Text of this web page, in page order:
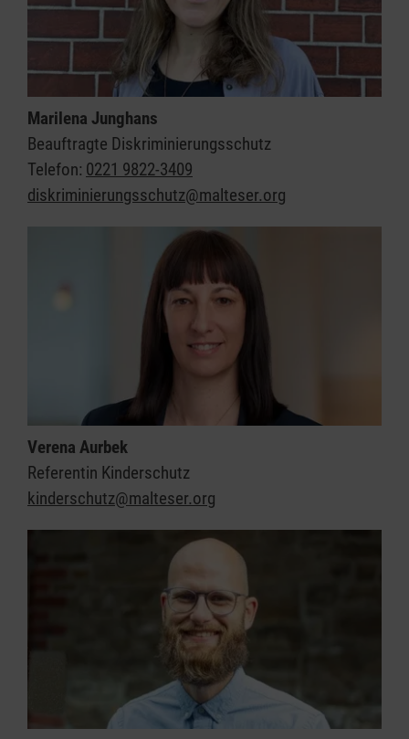
Marilena Junghans
Beauftragte Diskriminierungsschutz
Telefon: 0221 9822-3409
diskriminierungsschutz@malteser.org
Verena Aurbek
Referentin Kinderschutz
kinderschutz@malteser.org